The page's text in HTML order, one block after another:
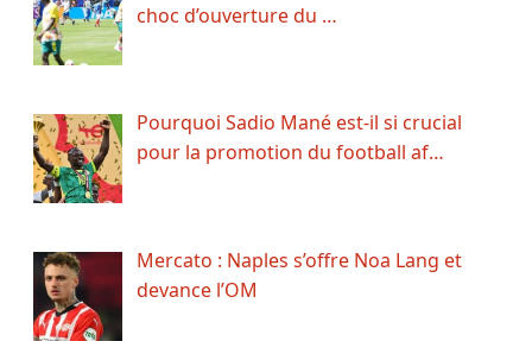
choc d’ouverture du …
Pourquoi Sadio Mané est-il si crucial
pour la promotion du football af…
Mercato : Naples s’offre Noa Lang et
devance l’OM